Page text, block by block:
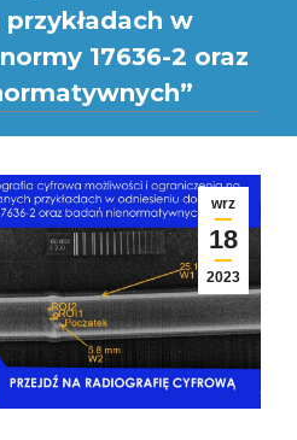
w
17636-2 oraz
wrz
18
2023